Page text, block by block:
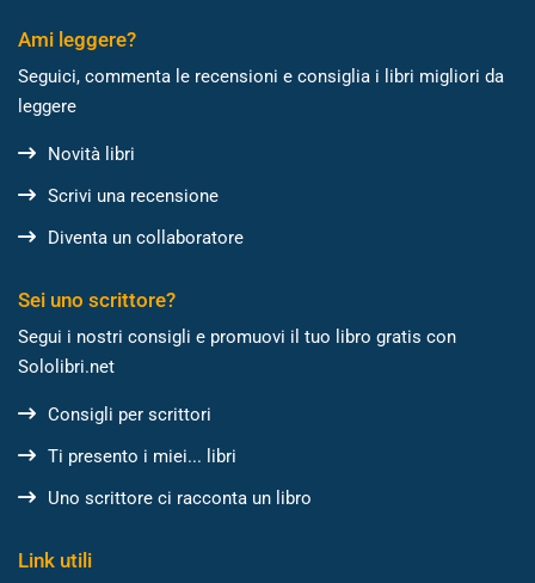
Ami leggere?
Seguici, commenta le recensioni e consiglia i libri migliori da
leggere
Novità libri
Scrivi una recensione
Diventa un collaboratore
Sei uno scrittore?
Segui i nostri consigli e promuovi il tuo libro gratis con
Sololibri.net
Consigli per scrittori
Ti presento i miei... libri
Uno scrittore ci racconta un libro
Link utili